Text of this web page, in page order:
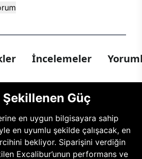
İncelemeler
Güç
en uygun bilgisayara sahip
en uyumlu şekilde çalışacak, en
bekliyor. Siparişini verdiğin
Excalibur’unun performans ve